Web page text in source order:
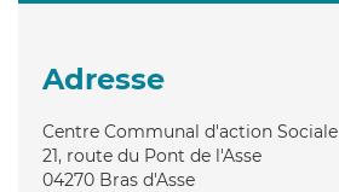
Adresse
Centre Communal d'action Sociale
21, route du Pont de l'Asse
04270 Bras d'Asse